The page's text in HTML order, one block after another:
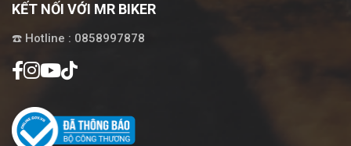
KẾT NỐI VỚI MR BIKER
☎️ Hotline : 0858997878